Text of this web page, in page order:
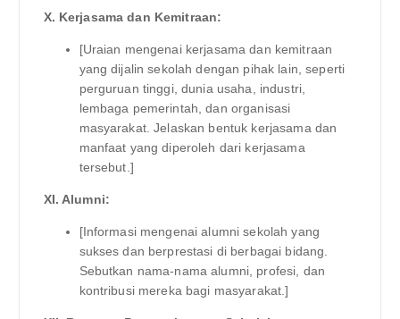
X. Kerjasama dan Kemitraan:
[Uraian mengenai kerjasama dan kemitraan
yang dijalin sekolah dengan pihak lain, seperti
perguruan tinggi, dunia usaha, industri,
lembaga pemerintah, dan organisasi
masyarakat. Jelaskan bentuk kerjasama dan
manfaat yang diperoleh dari kerjasama
tersebut.]
XI. Alumni:
[Informasi mengenai alumni sekolah yang
sukses dan berprestasi di berbagai bidang.
Sebutkan nama-nama alumni, profesi, dan
kontribusi mereka bagi masyarakat.]